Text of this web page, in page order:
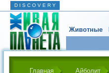
D I S C O V E R Y
Животные
Главная Айболит